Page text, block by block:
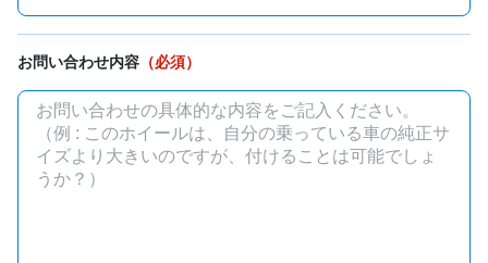
お問い合わせ内容 （必須）